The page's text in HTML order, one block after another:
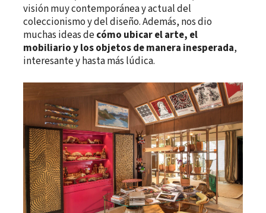
visión muy contemporánea y actual del
coleccionismo y del diseño. Además, nos dio
muchas ideas decómo ubicar el arte, el
mobiliario y los objetos de manera inesperada,
interesante y hasta más lúdica.